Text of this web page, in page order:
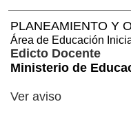
PLANEAMIENTO Y
Área de Educación
Edicto Docente
Ministerio de
Ver aviso